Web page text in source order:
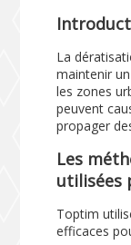
La
maintenir
les zones
peuvent
propager
Les
utilisées
Toptim
efficaces